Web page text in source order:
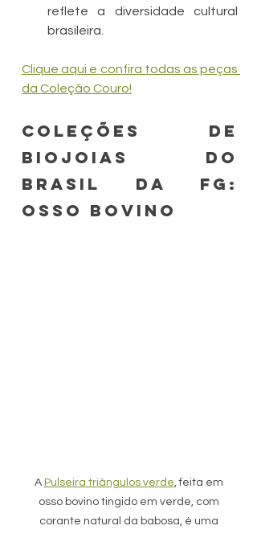
reflete a diversidade cultural
brasileira.
Clique aqui e confira todas as peças
da Coleção Couro!
Coleções de
biojoias do
Brasil da FG:
Osso Bovino
A Pulseira triângulos verde, feita em
osso bovino tingido em verde, com
corante natural da babosa, é uma